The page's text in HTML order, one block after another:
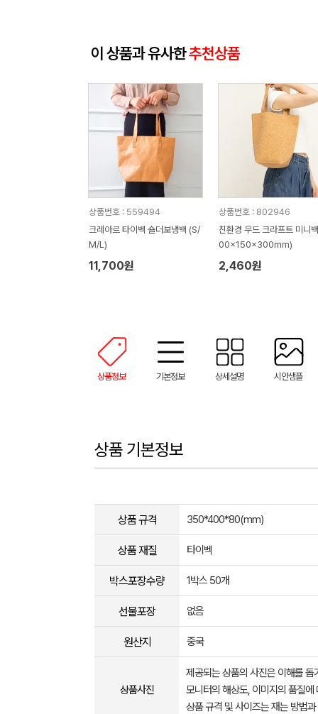
이 상품과 유사한추천상품
상품번호 : 559494
크레아르 타이벡 숄더보냉백 (S/
M/L)
11,700원
상품번호 : 802946
친환경 우드 크라프트 미니
00x150x300mm)
2,460원
상품정보 기본정보 상세설명 시안샘플
상품 기본정보
상품 규격 350*400*80(mm)
상품 재질 타이벡
박스포장수량 1박스 50개
선물포장 없음
원산지 중국
상품사진
제공되는 상품의 사진은 이해를
모니터의 해상도, 이미지의 품질
상품 규격 및 사이즈는 재는 방법